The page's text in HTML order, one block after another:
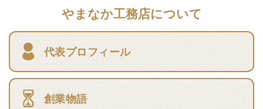
やまなか工務店について
代表プロフィール
創業物語